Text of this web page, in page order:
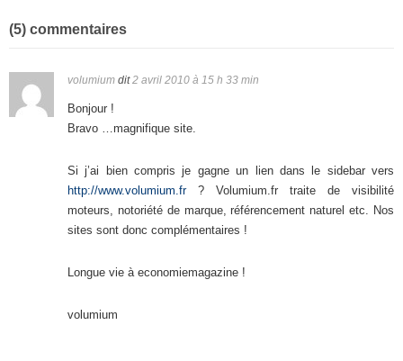
(5) commentaires
volumium dit 2 avril 2010 à 15 h 33 min
Bonjour !
Bravo …magnifique site.
Si j’ai bien compris je gagne un lien dans le sidebar vers
http://www.volumium.fr? Volumium.fr traite de visibilité
moteurs, notoriété de marque, référencement naturel etc. Nos
sites sont donc complémentaires !
Longue vie à economiemagazine !
volumium